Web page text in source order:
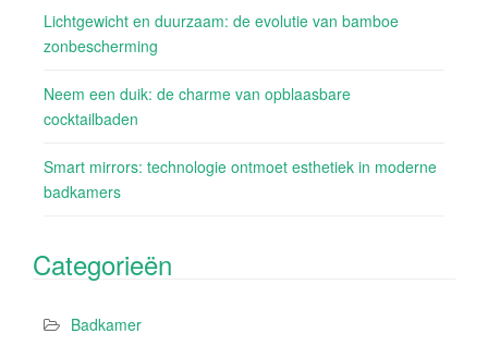
Lichtgewicht en duurzaam: de evolutie van bamboe
zonbescherming
Neem een duik: de charme van opblaasbare
cocktailbaden
Smart mirrors: technologie ontmoet esthetiek in moderne
badkamers
Categorieën
Badkamer